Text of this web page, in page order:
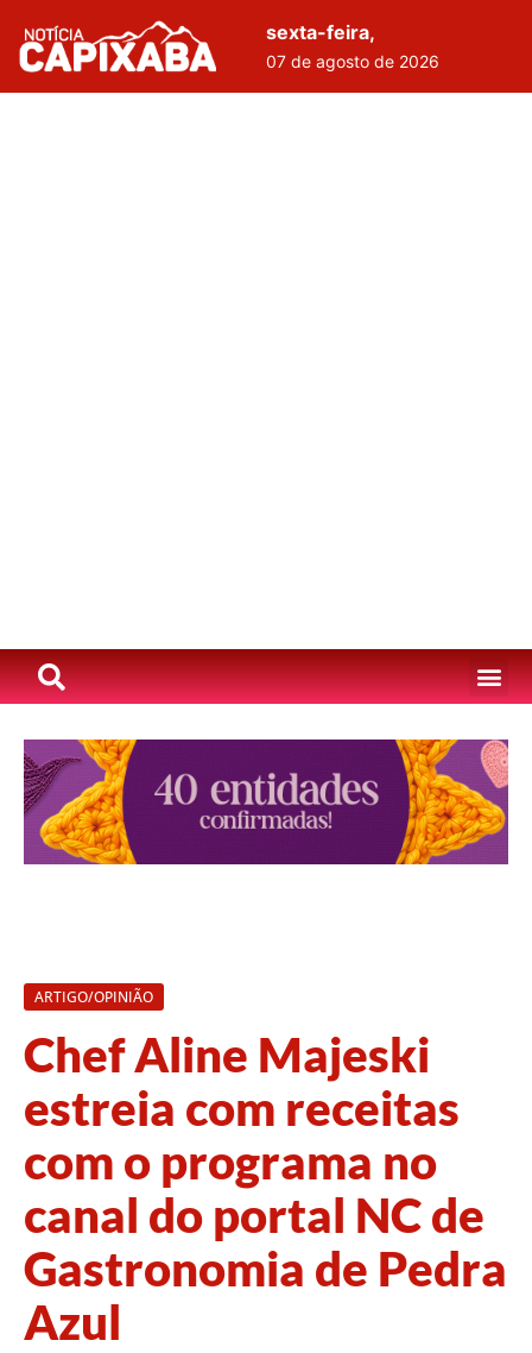
sexta-feira,
07 de agosto de 2026
ARTIGO/OPINIÃO
Chef Aline Majeski
estreia com receitas
com o programa no
canal do portal NC de
Gastronomia de Pedra
Azul